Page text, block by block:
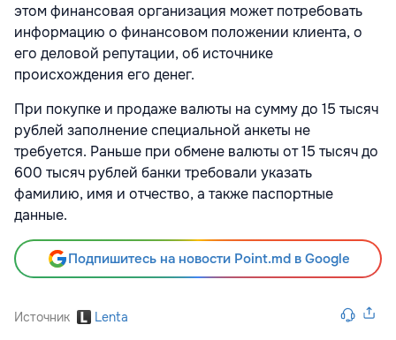
этом финансовая организация может потребовать
информацию о финансовом положении клиента, о
его деловой репутации, об источнике
происхождения его денег.
При покупке и продаже валюты на сумму до 15 тысяч
рублей заполнение специальной анкеты не
требуется. Раньше при обмене валюты от 15 тысяч до
600 тысяч рублей банки требовали указать
фамилию, имя и отчество, а также паспортные
данные.
Подпишитесь на новости Point.md в Google
Источник Lenta